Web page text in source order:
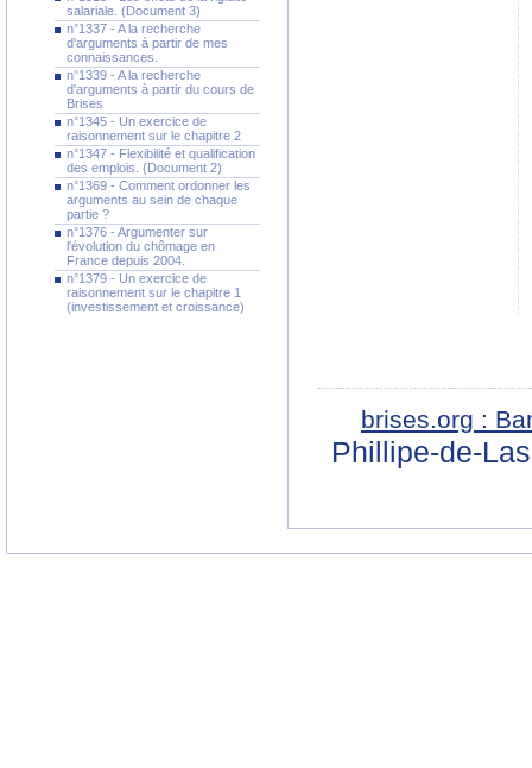
salariale. (Document 3)
n°1337 - A la recherche
d'arguments à partir de mes
connaissances.
n°1339 - A la recherche
d'arguments à partir du cours de
Brises
n°1345 - Un exercice de
raisonnement sur le chapitre 2
n°1347 - Flexibilité et qualification
des emplois. (Document 2)
n°1369 - Comment ordonner les
arguments au sein de chaque
partie ?
n°1376 - Argumenter sur
l'évolution du chômage en
France depuis 2004.
n°1379 - Un exercice de
raisonnement sur le chapitre 1
(investissement et croissance)
brises.org :
Phillipe-de-